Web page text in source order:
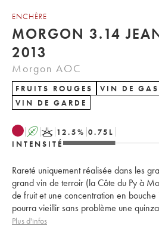
ENCHÈRE
MORGON 3.14
2013
Morgon AOC
FRUITS ROUGES
VIN DE
VIN DE GARDE
A K 12.5% 0.75 L
INTENSITÉ
Rareté uniquement réalisée dans les
grand vin de terroir (la Côte du Py à
de fruit et une concentration en
pourra vieillir sans problème une
Plus d'infos